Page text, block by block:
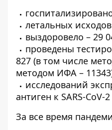
летальных
выздоровело – 29
проведены
827 (в том числе
методом ИФА –
исследований
антиген к SARS-CoV-
За все время